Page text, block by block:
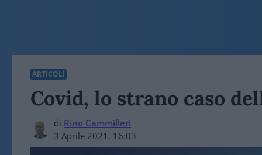
ARTICOLI
Covid, lo strano caso
di Rino Cammilleri
3 Aprile 2021, 16:03